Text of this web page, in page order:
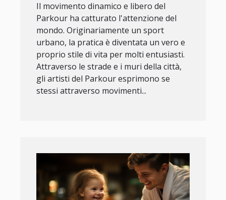
Il movimento dinamico e libero del
Parkour ha catturato l'attenzione del
mondo. Originariamente un sport
urbano, la pratica è diventata un vero e
proprio stile di vita per molti entusiasti.
Attraverso le strade e i muri della città,
gli artisti del Parkour esprimono se
stessi attraverso movimenti...